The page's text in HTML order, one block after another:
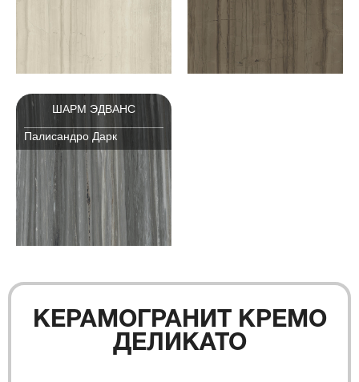
ШАРМ ЭДВАНС
Палисандро Дарк
КЕРАМОГРАНИТ КРЕМО
ДЕЛИКАТО